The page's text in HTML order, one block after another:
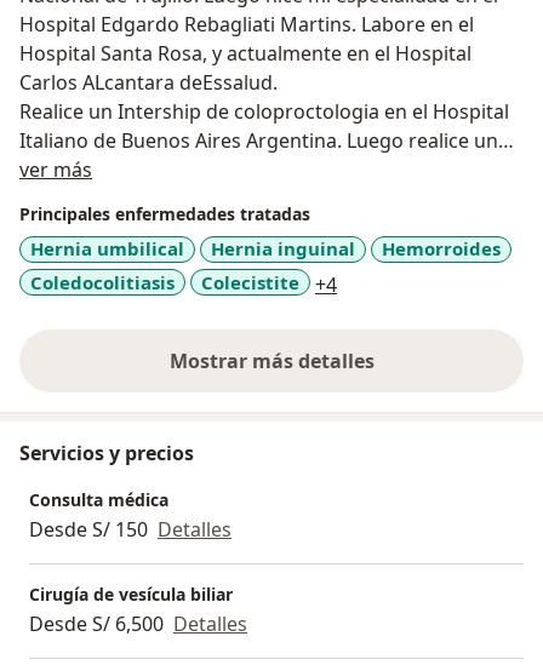
Hospital Edgardo Rebagliati Martins. Labore en el
Hospital Santa Rosa, y actualmente en el Hospital
Carlos ALcantara deEssalud.
Realice un Intership de coloproctologia en el Hospital
Italiano de Buenos Aires Argentina. Luego realice una
especialidad de cirugia mínimamente invasiva
Brasil.
Luego realice una Maestria en Administracion MBA en
ESAN Peru.
ver más
Principales enfermedades tratadas
Hernia umbilical Hernia inguinal
Hemorroides
Coledocolitiasis
Colecistite +4
Mostrar más detalles
sobre la experiencia
Servicios y precios
Consulta médica
Desde S/ 150 Detalles
Cirugía de vesícula biliar
Desde S/ 6,500 Detalles